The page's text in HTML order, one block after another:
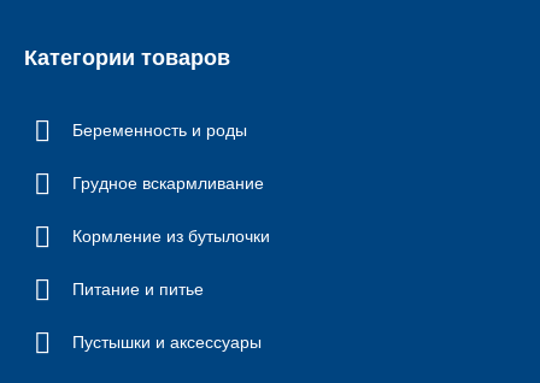
Категории товаров
Беременность и роды
Грудное вскармливание
Кормление из бутылочки
Питание и питье
Пустышки и аксессуары